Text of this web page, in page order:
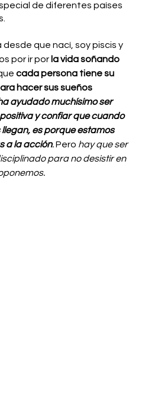
de diferentes países
que nací, soy piscis y
por ir por la vida soñando
cada persona tiene su
hacer sus sueños
ayudado muchísimo ser
y confiar que cuando
es porque estamos
a la acción. Pero hay que ser
para no desistir en